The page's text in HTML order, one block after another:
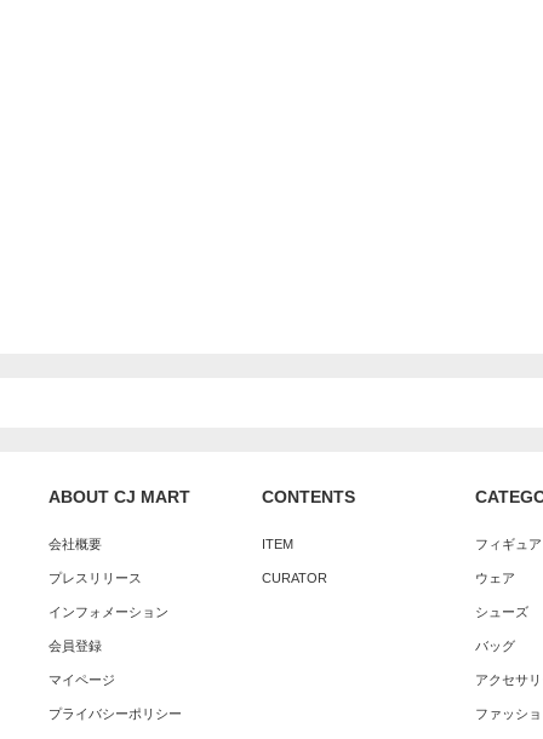
ABOUT CJ MART
会社概要
プレスリリース
インフォメーション
会員登録
マイページ
プライバシーポリシー
CONTENTS
ITEM
CURATOR
フィギュ
ウェア
シューズ
バッグ
アクセサ
ファッシ